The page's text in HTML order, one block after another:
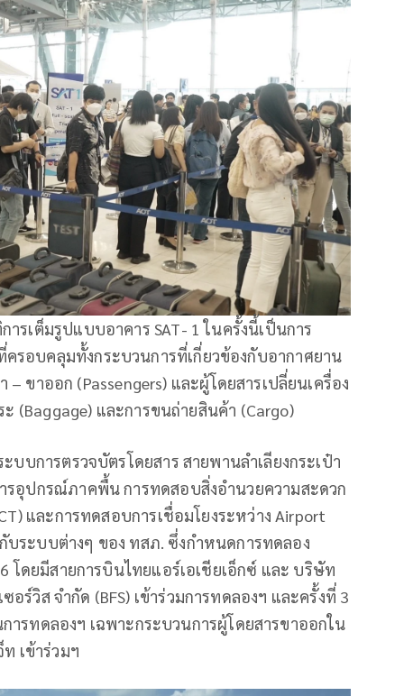
รเต็มรูปแบบอาคาร SAT- 1 ในครั้งนี้เป็นการ
รอบคลุมทั้งกระบวนการที่เกี่ยวข้องกับอากาศยาน
ขาออก (Passengers) และผู้โดยสารเปลี่ยนเครื่อง
(Baggage) และการขนถ่ายสินค้า (Cargo)
บการตรวจบัตรโดยสาร สายพานลำเลียงกระเป๋า
รอุปกรณ์ภาคพื้น การทดสอบสิ่งอำนวยความสะดวก
และการทดสอบการเชื่อมโยงระหว่าง Airport
บระบบต่างๆ ของ ทสภ. ซึ่งกำหนดการทดลอง
โดยมีสายการบินไทยแอร์เอเชียเอ็กซ์ และ บริษัท
ร์วิส จำกัด (BFS) เข้าร่วมการทดลองฯ และครั้งที่ 3
ารทดลองฯ เฉพาะกระบวนการผู้โดยสารขาออกใน
เข้าร่วมฯ